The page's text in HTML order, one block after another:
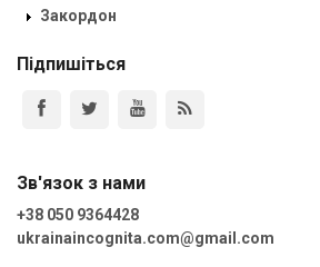
Закордон
Підпишіться
Зв'язок з нами
+38 050 9364428
ukrainaincognita.com@gmail.com